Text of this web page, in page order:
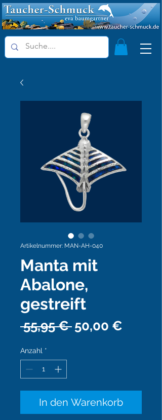
Artikelnummer: MAN-AH-040
Manta mit
Abalone,
gestreift
55,95 € Standardpreis
50,00 €
Anzahl *
In den Warenkorb